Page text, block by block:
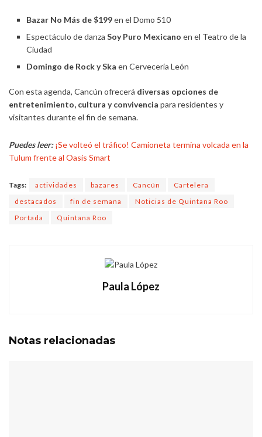
Bazar No Más de $199en el Domo 510
Espectáculo de danza Soy Puro Mexicano en el Teatro de la
Ciudad
Domingo de Rock y Ska en Cervecería León
Con esta agenda, Cancún ofrecerá diversas opciones de
entretenimiento, cultura y convivencia para residentes y
visitantes durante el fin de semana.
Puedes leer:¡Se volteó el tráfico! Camioneta termina volcada en la
Tulum frente al Oasis Smart
Tags: actividades bazares Cancún
Cartelera
destacados
fin de semana
Noticias de Quintana Roo
Portada
Quintana Roo
Paula López
Notas relacionadas